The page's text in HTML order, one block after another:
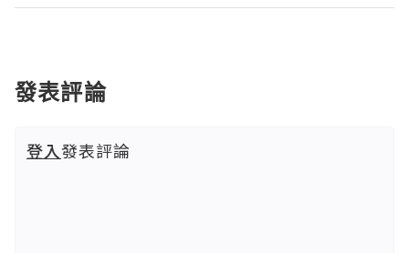
發表評論
登入發表評論